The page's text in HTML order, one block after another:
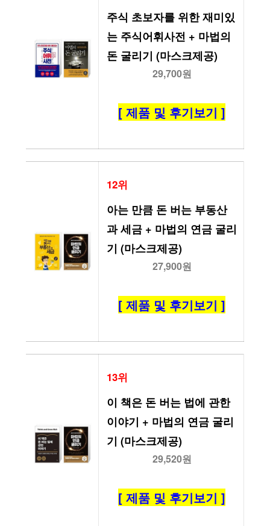
주식 초보자를 위한 재미있
는 주식어휘사전 + 마법의
돈 굴리기 (마스크제공)
29,700원
[ 제품 및 후기보기 ]
12위
아는 만큼 돈 버는 부동산
과 세금 + 마법의 연금 굴리
기 (마스크제공)
27,900원
[ 제품 및 후기보기 ]
13위
이 책은 돈 버는 법에 관한
이야기 + 마법의 연금 굴리
기 (마스크제공)
29,520원
[ 제품 및 후기보기 ]